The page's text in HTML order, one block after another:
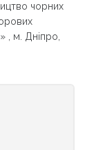
чорних
, м. Дніпро,